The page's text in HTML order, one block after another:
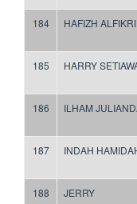
184 HAFIZH ALFIKRI
185 HARRY
186 ILHAM
187 INDAH
188
JERRY